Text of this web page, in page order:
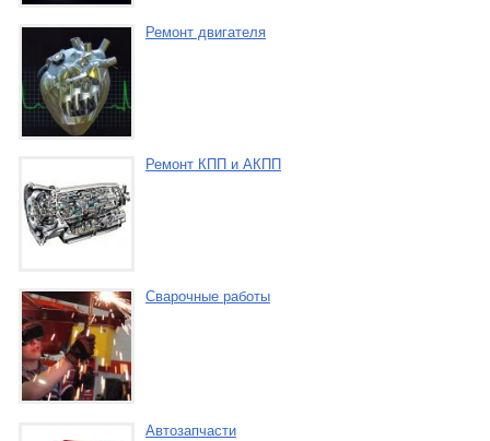
Ремонт двигателя
Ремонт КПП и АКПП
Сварочные работы
Автозапчасти